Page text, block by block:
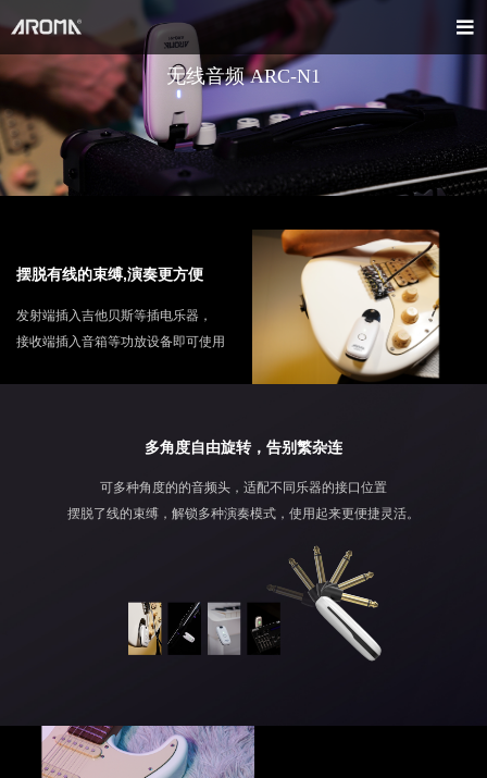
无线音频 ARC-N1
摆脱有线的束缚,演奏更方便
发射端插入吉他贝斯等插电乐器，
接收端插入音箱等功放设备即可使用
多角度自由旋转，告别繁杂连
可多种角度的的音频头，适配不同乐器的接口位置
摆脱了线的束缚，解锁多种演奏模式，使用起来更便捷灵活。